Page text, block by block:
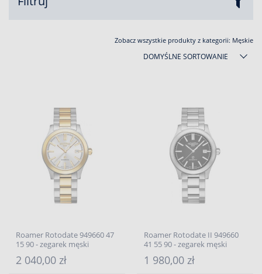
Zobacz wszystkie produkty z kategorii: Męskie
DOMYŚLNE SORTOWANIE
Roamer Rotodate 949660 47
15 90 - zegarek męski
2 040,00 zł
Roamer Rotodate II 949660
41 55 90 - zegarek męski
1 980,00 zł